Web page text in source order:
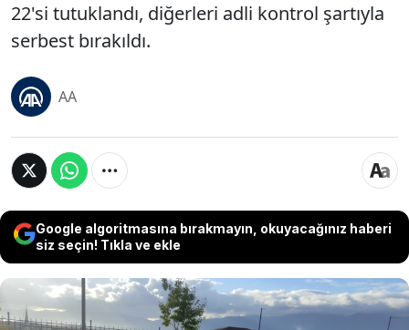
22'si tutuklandı, diğerleri adli kontrol şartıyla
serbest bırakıldı.
AA
Google algoritmasına bırakmayın, okuyacağınız haberi
siz seçin! Tıkla ve ekle